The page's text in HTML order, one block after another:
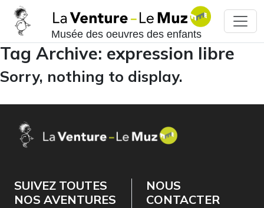
Musée des oeuvres des enfants
Tag Archive: expression libre
Sorry, nothing to display.
SUIVEZ TOUTES
NOS AVENTURES
NOUS
CONTACTER